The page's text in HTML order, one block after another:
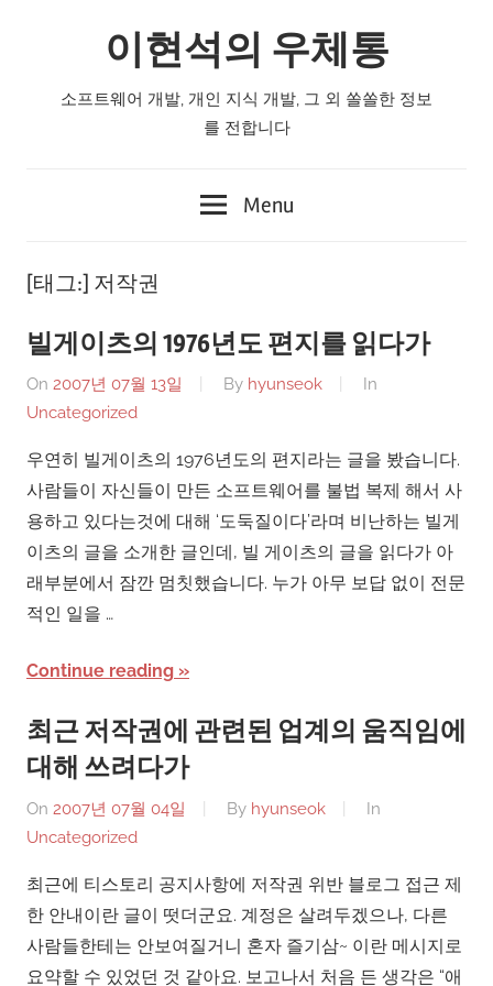
이현석의 우체통
소프트웨어 개발, 개인 지식 개발, 그 외 쏠쏠한 정보
를 전합니다
Menu
[태그:] 저작권
빌게이츠의 1976년도 편지를 읽다가
On 2007년 07월 13일 By hyunseok
In
Uncategorized
우연히 빌게이츠의 1976년도의 편지라는 글을 봤습니다.
사람들이 자신들이 만든 소프트웨어를 불법 복제 해서 사
용하고 있다는것에 대해 ‘도둑질이다’라며 비난하는 빌게
이츠의 글을 소개한 글인데, 빌 게이츠의 글을 읽다가 아
래부분에서 잠깐 멈칫했습니다. 누가 아무 보답 없이 전문
적인 일을 …
Continue reading
최근 저작권에 관련된 업계의 움직임에
대해 쓰려다가
On 2007년 07월 04일 By hyunseok
In
Uncategorized
최근에 티스토리 공지사항에 저작권 위반 블로그 접근 제
한 안내이란 글이 떳더군요. 계정은 살려두겠으나, 다른
사람들한테는 안보여질거니 혼자 즐기삼~ 이란 메시지로
요약할 수 있었던 것 같아요. 보고나서 처음 든 생각은 “애